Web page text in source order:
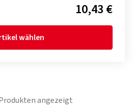
10,43 €
wählen
angezeigt